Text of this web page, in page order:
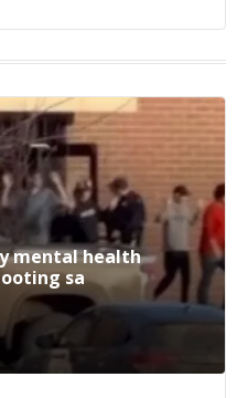
mental health
sa